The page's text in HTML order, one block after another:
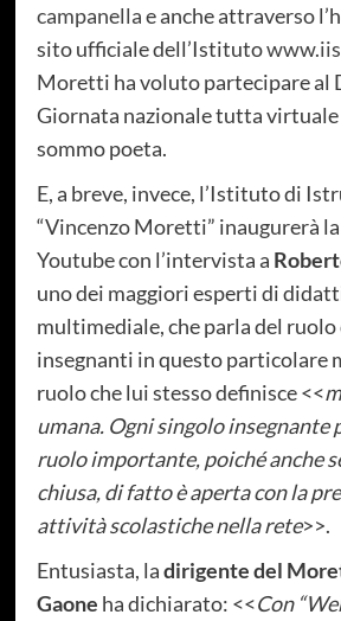
campanellae anche attraverso
sito ufficiale dell’Istituto
Moretti ha voluto partecipare al
Giornata nazionale tutta virtuale
sommo poeta.
E, a breve, invece, l’Istituto di
“Vincenzo Moretti” inaugurerà la
Youtube con l’intervista a
uno dei maggiori esperti di
multimediale, che parla del ruolo
insegnanti in questo particolare
ruolo che lui stesso definisce <<
umana. Ogni singolo insegnante
ruolo importante, poiché anche
chiusa, di fatto è aperta con la
attività scolastiche nella rete>>.
Entusiasta, ladirigente del
Gaone ha dichiarato: <<Con